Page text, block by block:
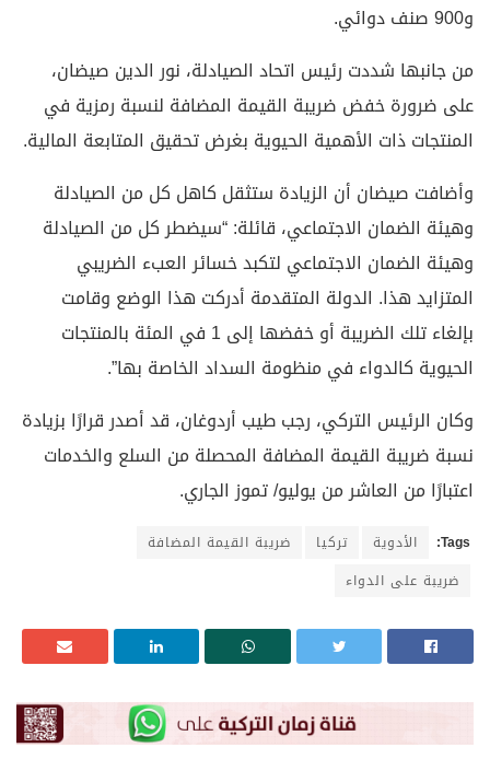
و900 صنف دوائي.
من جانبها شددت رئيس اتحاد الصيادلة، نور الدين صيضان،
على ضرورة خفض ضريبة القيمة المضافة لنسبة رمزية في
المنتجات ذات الأهمية الحيوية بغرض تحقيق المتابعة المالية.
وأضافت صيضان أن الزيادة ستثقل كاهل كل من الصيادلة
وهيئة الضمان الاجتماعي، قائلة: “سيضطر كل من الصيادلة
وهيئة الضمان الاجتماعي لتكبد خسائر العبء الضريبي
المتزايد هذا. الدولة المتقدمة أدركت هذا الوضع وقامت
بإلغاء تلك الضريبة أو خفضها إلى 1 في المئة بالمنتجات
الحيوية كالدواء في منظومة السداد الخاصة بها”.
وكان الرئيس التركي، رجب طيب أردوغان، قد أصدر قرارًا بزيادة
نسبة ضريبة القيمة المضافة المحصلة من السلع والخدمات
اعتبارًا من العاشر من يوليو/ تموز الجاري.
Tags: الأدوية تركيا
ضريبة القيمة المضافة
ضريبة على الدواء